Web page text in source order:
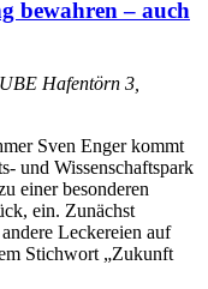
bewahren – auch
Hafentörn 3,
Sven Enger kommt
und Wissenschaftspark
einer besonderen
ein. Zunächst
Leckereien auf
Stichwort „Zukunft